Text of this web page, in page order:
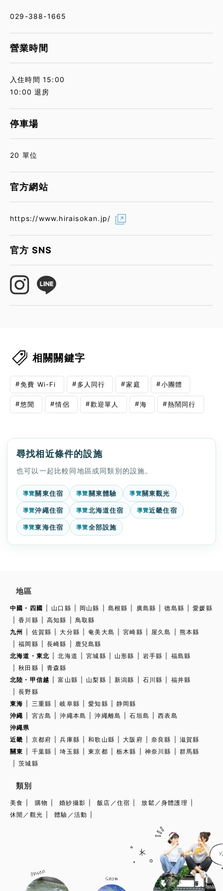
029-388-1665
營業時間
入住時間 15:00
10:00 退房
停車場
20 單位
官方網站
https://www.hiraisokan.jp/
官方 SNS
相關關鍵字
免費 Wi-Fi 多人同行 家庭 小團體
悠閒 情侶 歡迎單人 海 熱鬧同行
尋找相近條件的設施
也可以一起比較同地區或同類別的設施。
導覽關東住宿 導覽關東體驗 導覽關東觀光
導覽沖繩住宿 導覽北海道住宿 導覽近畿住宿
導覽東海住宿 導覽全部設施
地區
中國・四國 山口縣 岡山縣 島根縣 廣島縣 德島縣
愛媛縣
香川縣
高知縣
鳥取縣
九州
佐賀縣 大分縣 奄美大島 宮崎縣 屋久島
熊本縣
福岡縣
長崎縣
鹿兒島縣
北海道・東北
北海道 宮城縣 山形縣 岩手縣
福島縣
秋田縣
青森縣
北陸・甲信越
富山縣 山梨縣 新潟縣 石川縣
福井縣
長野縣
東海
三重縣 岐阜縣 愛知縣
静岡縣
沖繩
宮古島 沖繩本島 沖繩離島 石垣島
西表島
沖繩県
近畿
京都府 兵庫縣 和歌山縣 大阪府 奈良縣
滋賀縣
關東
千葉縣 埼玉縣 東京都 栃木縣 神奈川縣
群馬縣
茨城縣
類別
美食 購物 婚紗攝影 飯店／住宿
放鬆／身體護理
休閒／觀光
體驗／活動